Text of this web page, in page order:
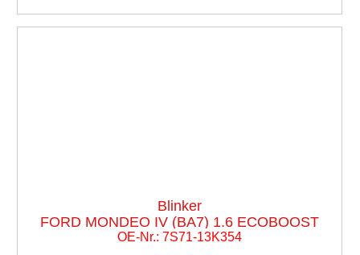
Blinker
FORD MONDEO IV (BA7) 1.6 ECOBOOST
OE-Nr.: 7S71-13K354